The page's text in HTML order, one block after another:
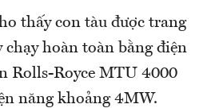
thấy con tàu được trang
chạy hoàn toàn bằng điện
Rolls-Royce MTU 4000
năng khoảng 4MW.